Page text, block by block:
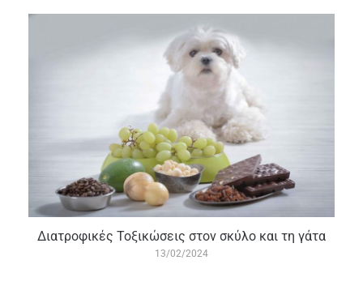
Διατροφικές Τοξικώσεις στον σκύλο και τη γάτα
13/02/2024